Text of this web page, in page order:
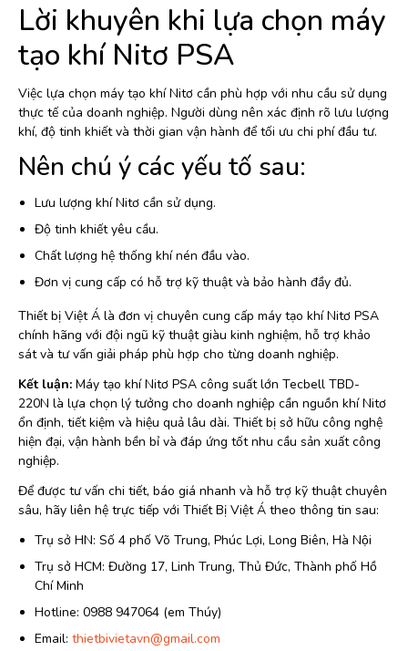
Lời khuyên khi lựa chọn máy
tạo khí Nitơ PSA
Việc lựa chọn máy tạo khí Nitơ cần phù hợp với nhu cầu sử dụng
thực tế của doanh nghiệp. Người dùng nên xác định rõ lưu lượng
khí, độ tinh khiết và thời gian vận hành để tối ưu chi phí đầu tư.
Nên chú ý các yếu tố sau:
Lưu lượng khí Nitơ cần sử dụng.
Độ tinh khiết yêu cầu.
Chất lượng hệ thống khí nén đầu vào.
Đơn vị cung cấp có hỗ trợ kỹ thuật và bảo hành đầy đủ.
Thiết bị Việt Á là đơn vị chuyên cung cấp máy tạo khí Nitơ PSA
chính hãng với đội ngũ kỹ thuật giàu kinh nghiệm, hỗ trợ khảo
sát và tư vấn giải pháp phù hợp cho từng doanh nghiệp.
Kết luận: Máy tạo khí Nitơ PSA công suất lớn Tecbell TBD-
220N là lựa chọn lý tưởng cho doanh nghiệp cần nguồn khí Nitơ
ổn định, tiết kiệm và hiệu quả lâu dài. Thiết bị sở hữu công nghệ
hiện đại, vận hành bền bỉ và đáp ứng tốt nhu cầu sản xuất công
nghiệp.
Để được tư vấn chi tiết, báo giá nhanh và hỗ trợ kỹ thuật chuyên
sâu, hãy liên hệ trực tiếp với Thiết Bị Việt Á theo thông tin sau:
Trụ sở HN: Số 4 phố Võ Trung, Phúc Lợi, Long Biên, Hà Nội
Trụ sở HCM: Đường 17, Linh Trung, Thủ Đức, Thành phố Hồ
Chí Minh
Hotline: 0988 947064 (em Thúy)
Email: thietbivietavn@gmail.com